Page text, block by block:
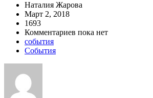
Наталия Жарова
Март 2, 2018
1693
Комментариев пока нет
события
События